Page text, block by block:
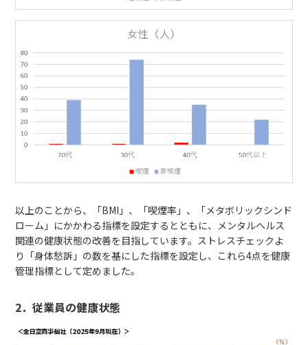
以上のことから、「BMI」、「喫煙率」、「メタボリックシンド
ローム」にかかわる指標を設定するとともに、メンタルヘルス
関連の健康状態の改善を目指しています。ストレスチェックよ
り「身体愁訴」の数を基にした指標を設定し、これら4点を健康
管理指標として定めました。
2．従業員の健康状態